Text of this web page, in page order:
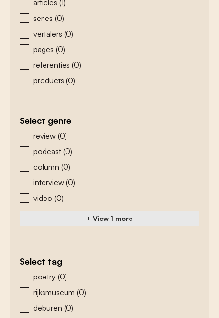
zoeken - type
articles (1)
series (0)
vertalers (0)
pages (0)
referenties (0)
products (0)
Select genre
zoeken - genre
review (0)
podcast (0)
column (0)
interview (0)
video (0)
+ View 1 more
Select tag
zoeken - tags
poetry (0)
rijksmuseum (0)
deburen (0)